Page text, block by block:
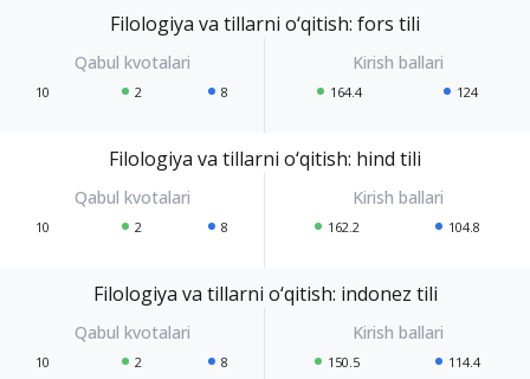
Filologiya va tillarni o‘qitish: fors tili
10 2 8 164.4 124
Filologiya va tillarni o‘qitish: hind tili
10 2 8 162.2 104.8
Filologiya va tillarni o‘qitish: indonez tili
10 2 8 150.5 114.4